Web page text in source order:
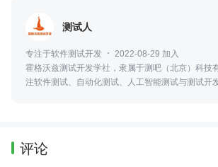
测试人
专注于软件测试开发
2022-08-29 加入
霍格沃兹测试开发学社，隶属于测吧（北京）科技
注软件测试、自动化测试、人工智能测试与测试开
评论